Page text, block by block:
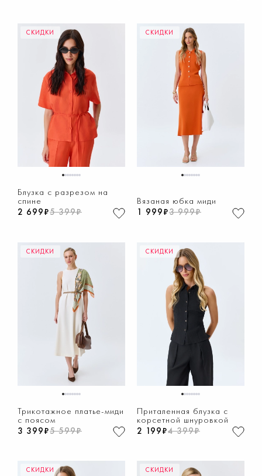
СКИДКИ
12345678
Блузка с разрезом на
спине
2 699₽5 399₽
СКИДКИ
12345678
Вязаная юбка миди
1 999₽3 999₽
СКИДКИ
12345678
Трикотажное платье-миди
с поясом
3 399₽5 599₽
СКИДКИ
12345678
Приталенная блузка с
корсетной шнуровкой
2 199₽4 399₽
СКИДКИ СКИДКИ